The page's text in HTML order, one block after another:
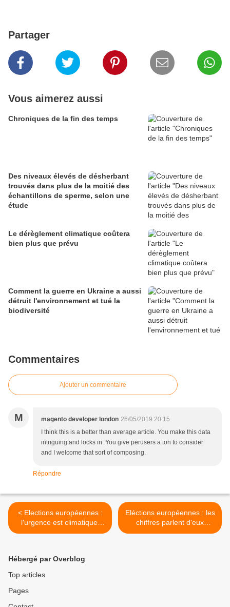
Partager
Vous aimerez aussi
Chroniques de la fin des temps
Des niveaux élevés de désherbant
trouvés dans plus de la moitié des
échantillons de sperme, selon une
étude
Le dérèglement climatique coûtera
bien plus que prévu
Comment la guerre en Ukraine a aussi
détruit l'environnement et tué la
biodiversité
Commentaires
Ajouter un commentaire
M magento developer london 26/05/2019 20:15
I think this is a better than average article. You make this data
intriguing and locks in. You give perusers a ton to consider
and I welcome that sort of composing.
Répondre
< Elections européennes :
l'urgence est climatique,
l'urgence est planétaire
Eléctions européennes : les
chiffres parlent d'eux
mêmes et les français ne se
Hébergé par Overblog
Top articles
Pages